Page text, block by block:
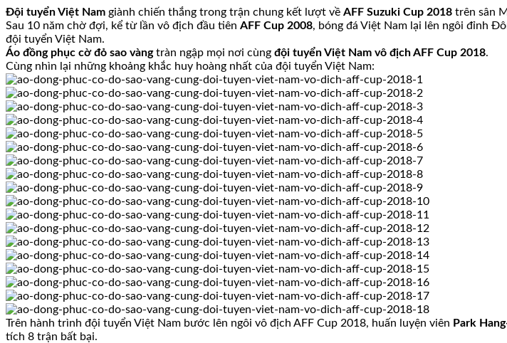
Đội tuyển Việt Nam giành chiến thắng trong trận chung kết lượt về AFF Suzuki Cup 2018 trên sân
Sau 10 năm chờ đợi, kể từ lần vô địch đầu tiên AFF Cup 2008, bóng đá Việt Nam lại lên ngôi đỉnh
đội tuyển Việt Nam.
Áo đồng phục cờ đỏ sao vàngtràn ngập mọi nơi cùng đội tuyển Việt Nam vô địch AFF Cup 2018.
Cùng nhìn lại những khoảng khắc huy hoàng nhất của đội tuyển Việt Nam:
Trên hành trình đội tuyển Việt Nam bước lên ngôi vô địch AFF Cup 2018, huấn luyện viên Park
tích 8 trận bất bại.